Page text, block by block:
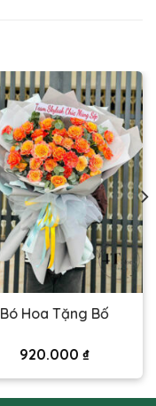
Bó Hoa Tặng Bố
920.000 ₫